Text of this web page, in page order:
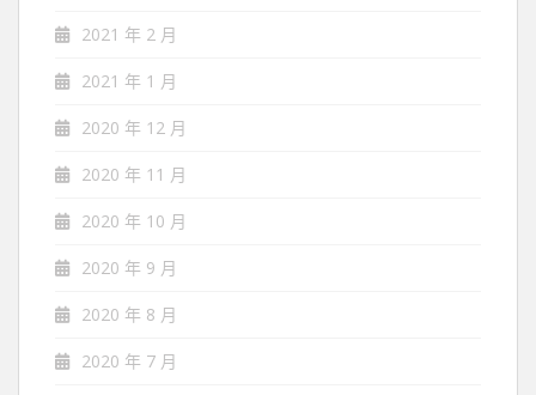
2021 年 2 月
2021 年 1 月
2020 年 12 月
2020 年 11 月
2020 年 10 月
2020 年 9 月
2020 年 8 月
2020 年 7 月